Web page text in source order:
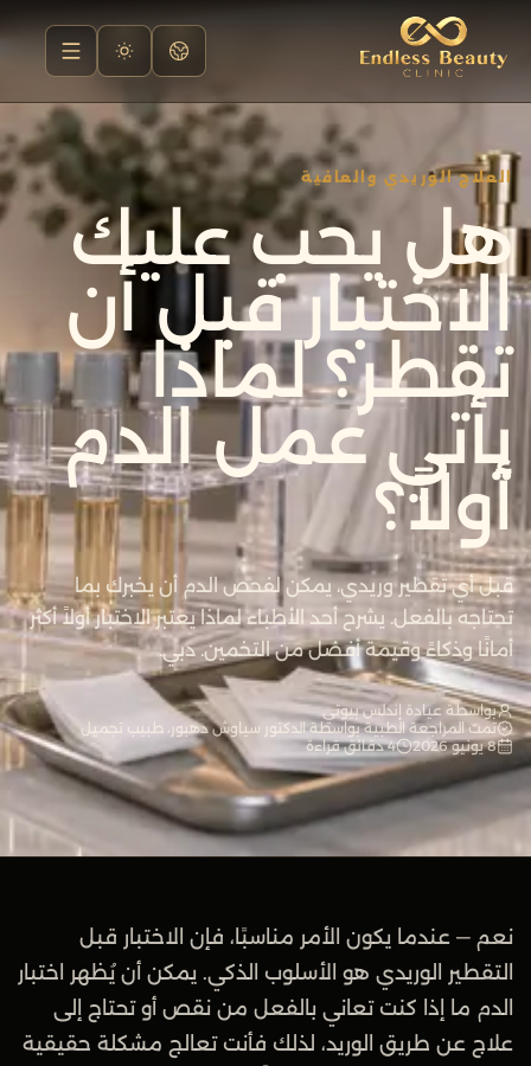
العلاج الوريدي والعافية
هل يجب عليك
الاختبار قبل أن
تقطر؟ لماذا
يأتي عمل الدم
أولاً؟
قبل أي تقطير وريدي، يمكن لفحص الدم أن يخبرك بما
تحتاجه بالفعل. يشرح أحد الأطباء لماذا يعتبر الاختبار أولاً أكثر
أمانًا وذكاءً وقيمة أفضل من التخمين. دبي.
بواسطة عيادة إندلس بيوتي
تمت المراجعة الطبية بواسطة الدكتور سیاوش دهبور، طبيب تجميل
8 يونيو 2026
4 دقائق قراءة
نعم — عندما يكون الأمر مناسبًا، فإن الاختبار قبل
التقطير الوريدي هو الأسلوب الذكي. يمكن أن يُظهر اختبار
الدم ما إذا كنت تعاني بالفعل من نقص أو تحتاج إلى
علاج عن طريق الوريد، لذلك فأنت تعالج مشكلة حقيقية